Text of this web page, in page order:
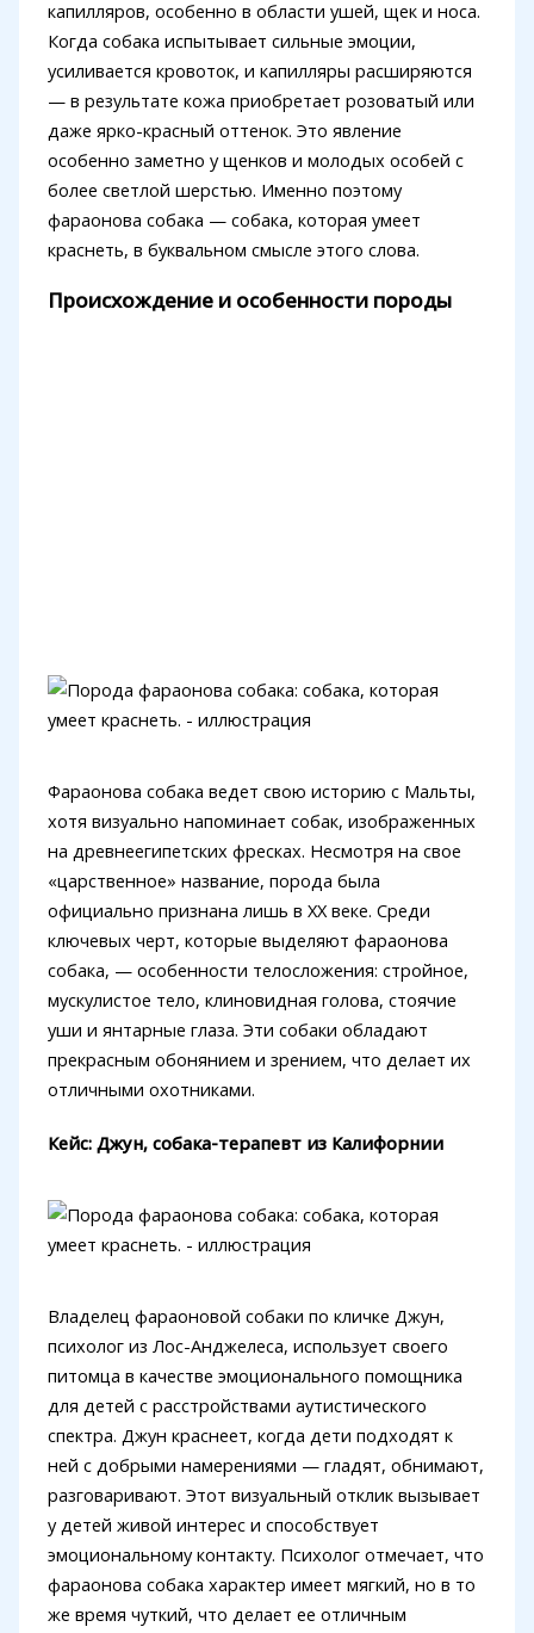
капилляров, особенно в области ушей, щек и носа.
Когда собака испытывает сильные эмоции,
усиливается кровоток, и капилляры расширяются
— в результате кожа приобретает розоватый или
даже ярко-красный оттенок. Это явление
особенно заметно у щенков и молодых особей с
более светлой шерстью. Именно поэтому
фараонова собака — собака, которая умеет
краснеть, в буквальном смысле этого слова.
Происхождение и особенности породы
Фараонова собака ведет свою историю с Мальты,
хотя визуально напоминает собак, изображенных
на древнеегипетских фресках. Несмотря на свое
«царственное» название, порода была
официально признана лишь в XX веке. Среди
ключевых черт, которые выделяют фараонова
собака, — особенности телосложения: стройное,
мускулистое тело, клиновидная голова, стоячие
уши и янтарные глаза. Эти собаки обладают
прекрасным обонянием и зрением, что делает их
отличными охотниками.
Кейс: Джун, собака-терапевт из Калифорнии
Владелец фараоновой собаки по кличке Джун,
психолог из Лос-Анджелеса, использует своего
питомца в качестве эмоционального помощника
для детей с расстройствами аутистического
спектра. Джун краснеет, когда дети подходят к
ней с добрыми намерениями — гладят, обнимают,
разговаривают. Этот визуальный отклик вызывает
у детей живой интерес и способствует
эмоциональному контакту. Психолог отмечает, что
фараонова собака характер имеет мягкий, но в то
же время чуткий, что делает ее отличным